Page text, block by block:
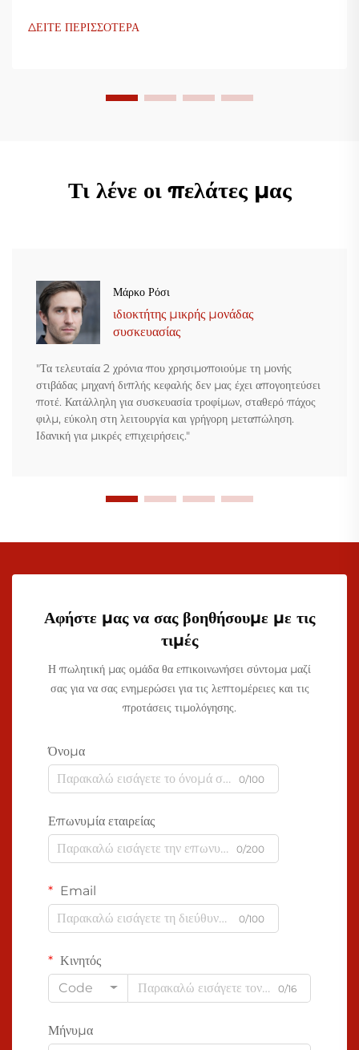
ΔΕΙΤΕ ΠΕΡΙΣΣΟΤΕΡΑ
Τι λένε οι πελάτες μας
Μάρκο Ρόσι
ιδιοκτήτης μικρής μονάδας
συσκευασίας
"Τα τελευταία 2 χρόνια που χρησιμοποιούμε τη μονής
στιβάδας μηχανή διπλής κεφαλής δεν μας έχει απογοητεύσει
ποτέ. Κατάλληλη για συσκευασία τροφίμων, σταθερό πάχος
φιλμ, εύκολη στη λειτουργία και γρήγορη μεταπώληση.
Ιδανική για μικρές επιχειρήσεις."
Αφήστε μας να σας βοηθήσουμε με τις
τιμές
Η πωλητική μας ομάδα θα επικοινωνήσει σύντομα μαζί
σας για να σας ενημερώσει για τις λεπτομέρειες και τις
προτάσεις τιμολόγησης.
Όνομα
0/100
Επωνυμία εταιρείας
0/200
Email
0/100
Κινητός
Code
0/16
Μήνυμα